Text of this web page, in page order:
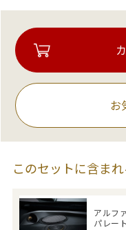
お
このセットに含ま
アルフ
パレー